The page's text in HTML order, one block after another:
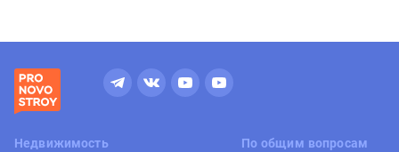
Недвижимость
По общим вопросам